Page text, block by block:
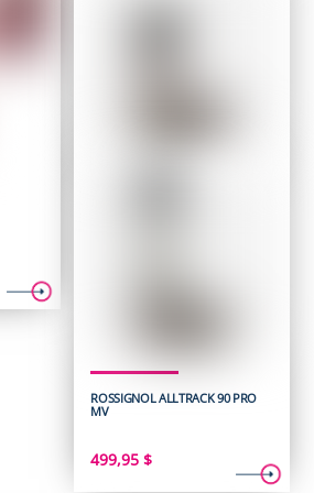
ROSSIGNOL ALLTRACK 90 PRO
MV
499,95$